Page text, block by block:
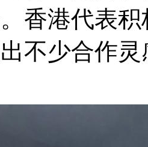
香港代表
不少合作灵